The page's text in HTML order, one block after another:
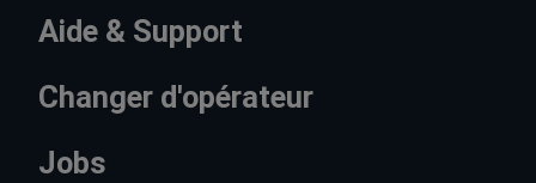
Aide & Support
Changer d'opérateur
Jobs